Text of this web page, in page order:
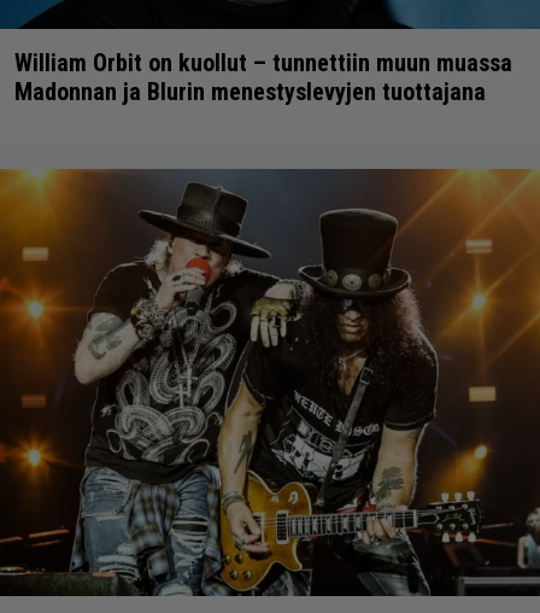
William Orbit on kuollut – tunnettiin muun muassa
Madonnan ja Blurin menestyslevyjen tuottajana